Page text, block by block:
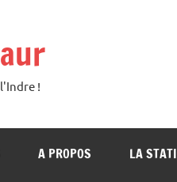
!
A PROPOS LA